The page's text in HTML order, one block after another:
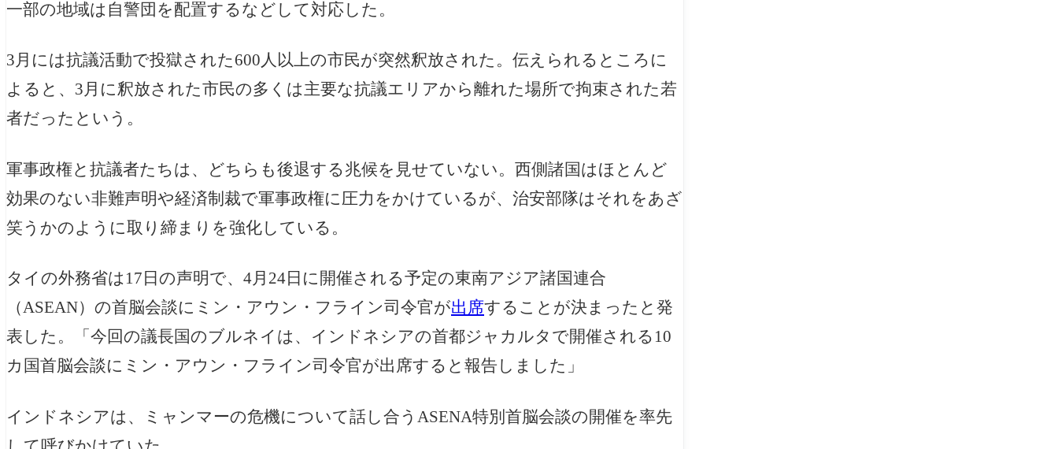
一部の地域は自警団を配置するなどして対応した。
3月には抗議活動で投獄された600人以上の市民が突然釈放された。伝えられるところに
よると、3月に釈放された市民の多くは主要な抗議エリアから離れた場所で拘束された若
者だったという。
軍事政権と抗議者たちは、どちらも後退する兆候を見せていない。西側諸国はほとんど
効果のない非難声明や経済制裁で軍事政権に圧力をかけているが、治安部隊はそれをあざ
笑うかのように取り締まりを強化している。
タイの外務省は17日の声明で、4月24日に開催される予定の東南アジア諸国連合
（ASEAN）の首脳会談にミン・アウン・フライン司令官が出席することが決まったと発
表した。「今回の議長国のブルネイは、インドネシアの首都ジャカルタで開催される10
カ国首脳会談にミン・アウン・フライン司令官が出席すると報告しました」
インドネシアは、ミャンマーの危機について話し合うASENA特別首脳会談の開催を率先